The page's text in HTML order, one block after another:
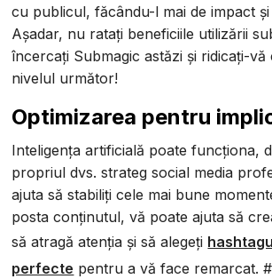
cu publicul, făcându-l mai de impact
Așadar, nu ratați beneficiile utilizării
încercați Submagic astăzi și ridicați-
nivelul următor!
Optimizarea pentru
Inteligența artificială poate funcționa,
propriul dvs. strateg social media
ajuta să stabiliți cele mai bune
posta conținutul, vă poate ajuta să
să atragă atenția și să alegeți
perfecte pentru a vă face remarcat.